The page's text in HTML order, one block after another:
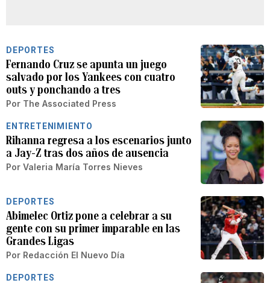
DEPORTES
Fernando Cruz se apunta un juego
salvado por los Yankees con cuatro
outs y ponchando a tres
Por The Associated Press
ENTRETENIMIENTO
Rihanna regresa a los escenarios junto
a Jay-Z tras dos años de ausencia
Por Valeria María Torres Nieves
DEPORTES
Abimelec Ortiz pone a celebrar a su
gente con su primer imparable en las
Grandes Ligas
Por Redacción El Nuevo Día
DEPORTES